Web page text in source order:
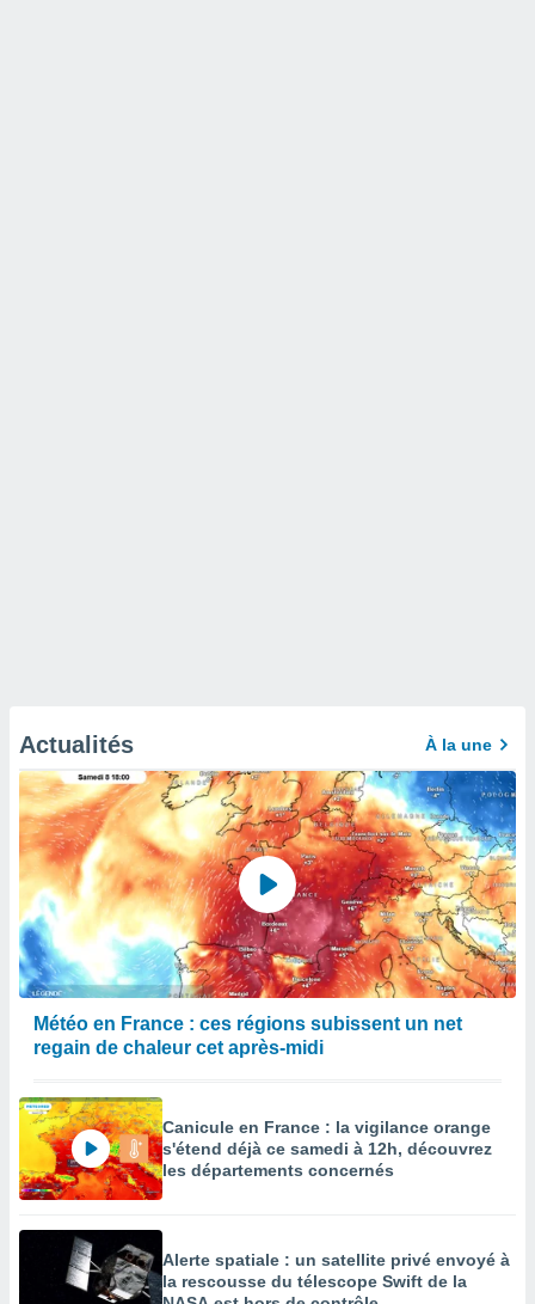
Actualités À la une
Météo en France : ces régions subissent un net
regain de chaleur cet après-midi
Canicule en France : la vigilance orange
s'étend déjà ce samedi à 12h, découvrez
les départements concernés
Alerte spatiale : un satellite privé envoyé à
la rescousse du télescope Swift de la